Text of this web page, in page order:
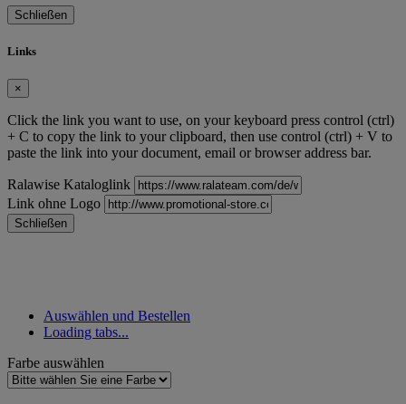
Schließen
Links
×
Click the link you want to use, on your keyboard press control (ctrl)
+ C to copy the link to your clipboard, then use control (ctrl) + V to
paste the link into your document, email or browser address bar.
Ralawise Kataloglink
Link ohne Logo
Schließen
Auswählen und Bestellen
Loading tabs...
Farbe auswählen